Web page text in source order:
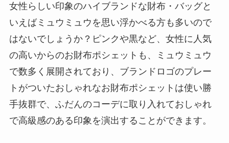
女性らしい印象のハイブランドな財布・バッグと
いえばミュウミュウを思い浮かべる方も多いので
はないでしょうか？ピンクや黒など、女性に人気
の高いからのお財布ポシェットも、ミュウミュウ
で数多く展開されており、ブランドロゴのプレー
トがついたおしゃれなお財布ポシェットは使い勝
手抜群で、ふだんのコーデに取り入れておしゃれ
で高級感のある印象を演出することができます。